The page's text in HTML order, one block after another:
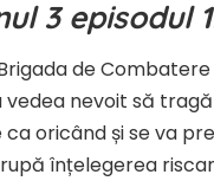
3 episodul
de
nevoit să
oricând și se va
înțelegerea